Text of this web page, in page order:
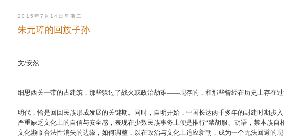
2015年7月14日星期二
朱元璋的回族子孙
文/安然
细思西关一带的古建筑，那些躲过了战火或政治劫难——现存的，和那些曾经在历史上存在过
明代，恰是回回民族形成发展的关键期。同时，自明开始，中国长达两千多年的封建时期步
严重缺乏文化上的自信与安全感，表现在少数民族事务上便是推行“禁胡服、胡语，禁本族
文化濒临合法性消失的边缘，如何调整，以在政治与文化上适应新朝，成为一个无法回避的现